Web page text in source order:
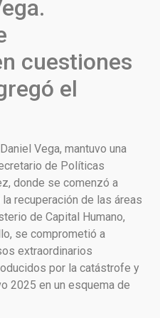
cuestiones
el
Vega, mantuvo una
de Políticas
donde se comenzó a
recuperación de las áreas
de Capital Humano,
se comprometió a
extraordinarios
por la catástrofe y
2025 en un esquema de